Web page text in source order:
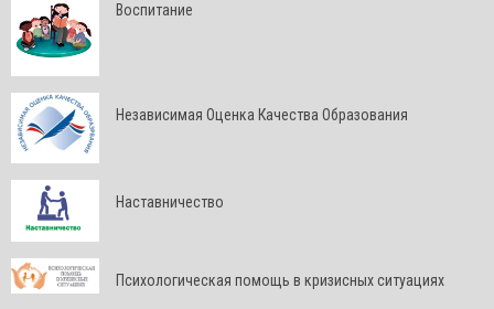
Воспитание
Независимая Оценка Качества Образования
Наставничество
Психологическая помощь в кризисных ситуациях